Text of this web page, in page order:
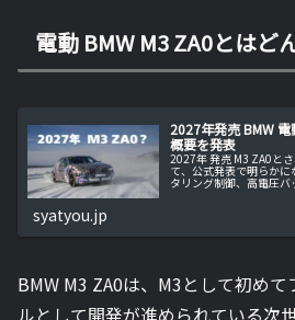
電動 BMW M3 ZA0とはど
2027年発売 BMW
概要を発表
2027年 発売 M3 ZA0と
て、公式発表で明らか
タリング制御、高電圧
syatyou.jp
BMW M3 ZA0は、M3として初め
ルとして開発が進められている次